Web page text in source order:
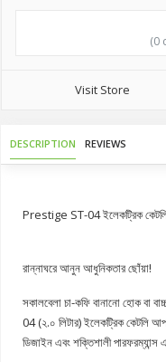
(0
Visit Store
DESCRIPTION REVIEWS
Prestige ST-04 ইলেকট্রিক কেটলি
রান্নাঘরে আনুন আধুনিকতার ছোঁয়া!
সকালবেলা চা-কফি বানানো হোক বা
04 (২.০ লিটার) ইলেকট্রিক কেটলি
ডিজাইন এবং শক্তিশালী পারফরম্যান্স